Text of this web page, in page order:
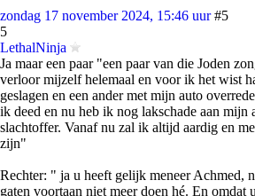
zondag 17 november 2024, 15:46 uur #5
5
LethalNinja
Ja maar een paar "een paar van die Joden
verloor mijzelf helemaal en voor ik het wist
geslagen en een ander met mijn auto
ik deed en nu heb ik nog lakschade aan
slachtoffer. Vanaf nu zal ik altijd aardig en
zijn"
Rechter: " ja u heeft gelijk meneer Achmed,
gaten voortaan niet meer doen hé. En omdat